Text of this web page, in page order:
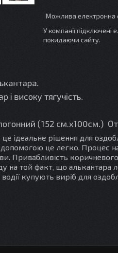
У компанії
покидаючи сайту.
високу тягучість.
(152 см.х100см.)
ідеальне рішення для
допомогою це легко. Процес
Привабливість
на той факт, що
водії купують виріб для